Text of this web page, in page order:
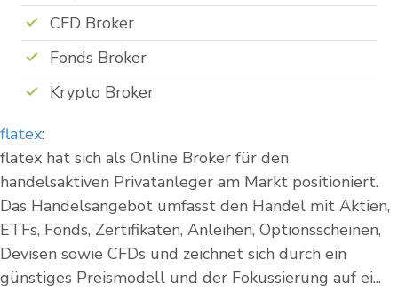
CFD Broker
Fonds Broker
Krypto Broker
flatex:
flatex hat sich als Online Broker für den
handelsaktiven Privatanleger am Markt positioniert.
Das Handelsangebot umfasst den Handel mit Aktien,
ETFs, Fonds, Zertifikaten, Anleihen, Optionsscheinen,
Devisen sowie CFDs und zeichnet sich durch ein
günstiges Preismodell und der Fokussierung auf ei...